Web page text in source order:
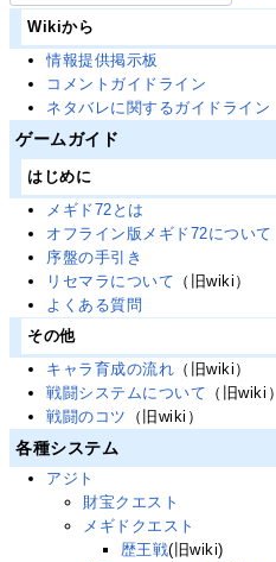
Wikiから
情報提供掲示板
コメントガイドライン
ネタバレに関するガイドライン
ゲームガイド
はじめに
メギド72とは
オフライン版メギド72について
序盤の手引き
リセマラについて （旧wiki）
よくある質問
その他
キャラ育成の流れ （旧wiki）
戦闘システムについて （旧wiki）
戦闘のコツ
（旧wiki）
各種システム
アジト
財宝クエスト
メギドクエスト
歴王戦(旧wiki)